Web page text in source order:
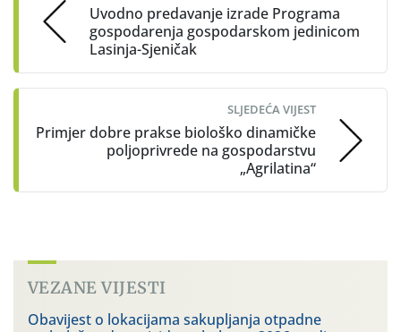
Uvodno predavanje izrade Programa
gospodarenja gospodarskom jedinicom
Lasinja-Sjeničak
SLJEDEĆA VIJEST
Primjer dobre prakse biološko dinamičke
poljoprivrede na gospodarstvu
„Agrilatina“
VEZANE VIJESTI
Obavijest o lokacijama sakupljanja otpadne